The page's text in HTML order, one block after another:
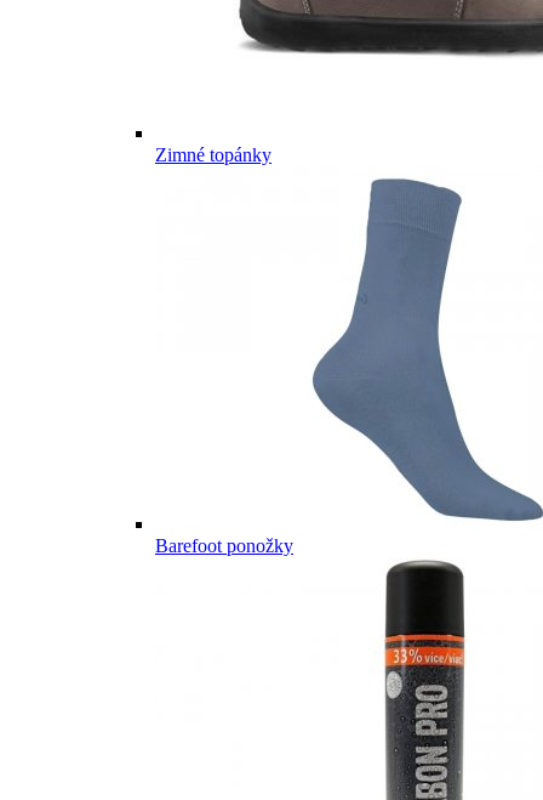
Zimné topánky
Barefoot ponožky